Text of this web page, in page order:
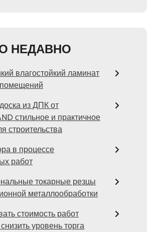
НЕДАВНО
влагостойкий ламинат
из ДПК от
стильное и практичное
строительства
в процессе
работ
токарные резцы
металлообработки
стоимость работ
уровень торга